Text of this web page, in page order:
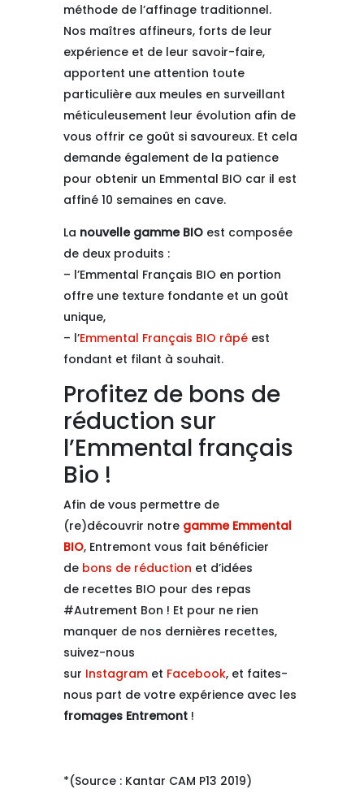
méthode de l’affinage traditionnel.
Nos maîtres affineurs, forts de leur
expérience et de leur savoir-faire,
apportent une attention toute
particulière aux meules en surveillant
méticuleusement leur évolution afin de
vous offrir ce goût si savoureux. Et cela
demande également de la patience
pour obtenir un Emmental BIO car il est
affiné 10 semaines en cave.
La nouvelle gamme BIOest composée
de deux produits :
– l’Emmental Français BIO en portion
offre une texture fondante et un goût
unique,
– l’Emmental Français BIO râpéest
fondant et filant à souhait.
Profitez de bons de
réduction sur
l’Emmental français
Bio !
Afin de vous permettre de
(re)découvrir notre gamme Emmental
BIO, Entremont vous fait bénéficier
de bons de réduction et d’idées
de recettes BIO pour des repas
#Autrement Bon ! Et pour ne rien
manquer de nos dernières recettes,
suivez-nous
sur Instagramet Facebook, et faites-
nous part de votre expérience avec les
fromages Entremont!
*(Source : Kantar CAM P13 2019)